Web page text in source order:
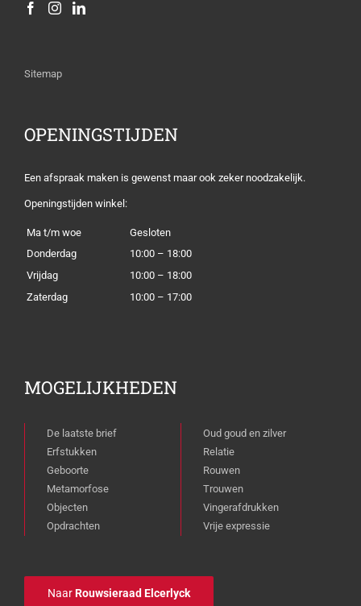
Sitemap
OPENINGSTIJDEN
Een afspraak maken is gewenst maar ook zeker noodzakelijk.
Openingstijden winkel:
Ma t/m woe
Gesloten
Donderdag
10:00 – 18:00
Vrijdag
10:00 – 18:00
Zaterdag
10:00 – 17:00
MOGELIJKHEDEN
De laatste brief
Erfstukken
Geboorte
Metamorfose
Objecten
Opdrachten
Oud goud en zilver
Relatie
Rouwen
Trouwen
Vingerafdrukken
Vrije expressie
NaarRouwsieraad Elcerlyck